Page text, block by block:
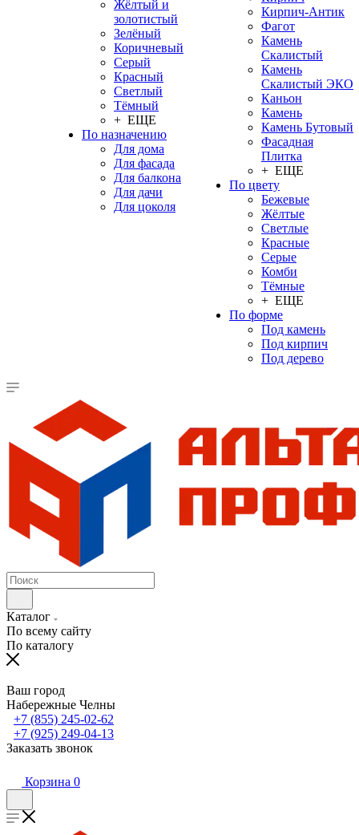
Жёлтый и
золотистый
Зелёный
Коричневый
Серый
Красный
Светлый
Тёмный
+ ЕЩЕ
По назначению
Для дома
Для фасада
Для балкона
Для дачи
Для цоколя
Кирпич-Антик
Фагот
Камень
Скалистый
Камень
Скалистый ЭКО
Каньон
Камень
Камень Бутовый
Фасадная
Плитка
+ ЕЩЕ
По цвету
Бежевые
Жёлтые
Светлые
Красные
Серые
Комби
Тёмные
+ ЕЩЕ
По форме
Под камень
Под кирпич
Под дерево
Каталог
По всему сайту
По каталогу
Ваш город
Набережные Челны
+7 (855) 245-02-62
+7 (925) 249-04-13
Заказать звонок
Корзина 0